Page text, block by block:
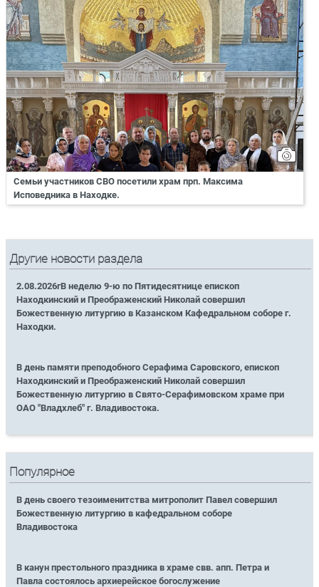
Семьи участников СВО посетили храм прп. Максима
Исповедника в Находке.
Другие новости раздела
2.08.2026гВ неделю 9-ю по Пятидесятнице епископ
Находкинский и Преображенский Николай совершил
Божественную литургию в Казанском Кафедральном соборе г.
Находки.
В день памяти преподобного Серафима Саровского, епископ
Находкинский и Преображенский Николай совершил
Божественную литургию в Свято-Серафимовском храме при
ОАО "Владхлеб" г. Владивостока.
Популярное
В день своего тезоименитства митрополит Павел совершил
Божественную литургию в кафедральном соборе
Владивостока
В канун престольного праздника в храме свв. апп. Петра и
Павла состоялось архиерейское богослужение